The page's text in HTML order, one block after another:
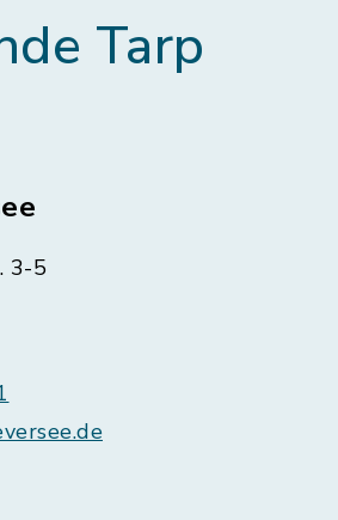
Tarp
3-5